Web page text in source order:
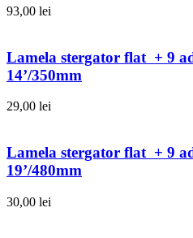
93,00 lei
Lamela stergator flat + 9
14’/350mm
29,00 lei
Lamela stergator flat + 9
19’/480mm
30,00 lei